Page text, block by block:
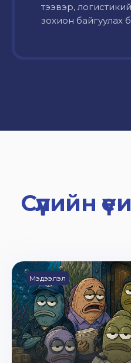
тээвэр,
зохион байгуулах
Сүүлийн
Мэдээлэл